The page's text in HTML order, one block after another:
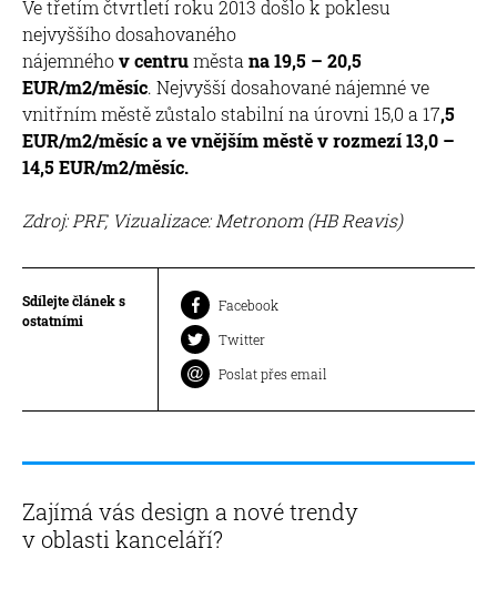
Ve třetím čtvrtletí roku 2013 došlo k poklesu
nejvyššího dosahovaného
nájemnéhov centruměsta na 19,5 – 20,5
EUR/m2/měsíc. Nejvyšší dosahované nájemné ve
vnitřním městě zůstalo stabilní na úrovni 15,0 a 17,5
EUR/m2/měsíc a ve vnějším městě v rozmezí 13,0 –
14,5 EUR/m2/měsíc.
Zdroj: PRF, Vizualizace: Metronom (HB Reavis)
Sdílejte článek s
ostatními
Facebook
Twitter
Poslat přes email
Zajímá vás design a nové trendy
v oblasti kanceláří?